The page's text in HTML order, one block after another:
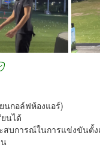
นกอล์ฟห้องแอร์)
นได้
สบการณ์ในการแข่งขันตั้